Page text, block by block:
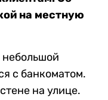
на местную
с банкоматом.
на улице.